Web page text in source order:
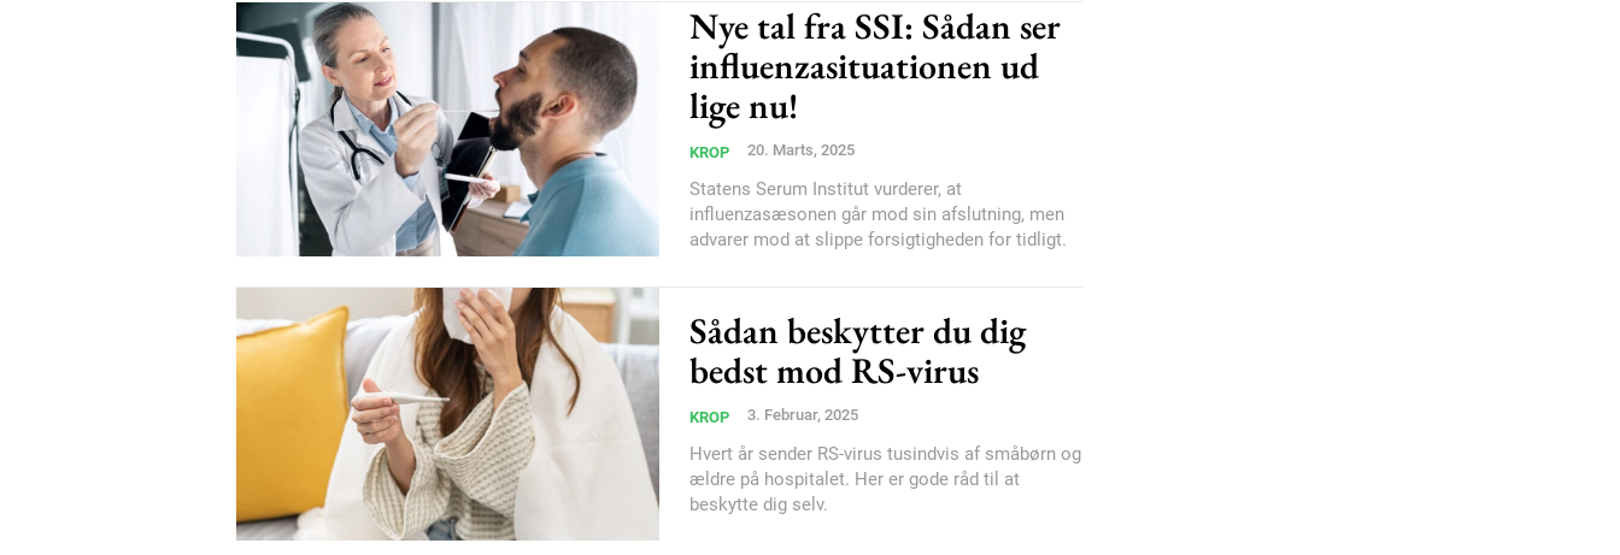
Subscription Plans
Free limited access
Gratis / forever
Etiam est nibh, lobortis sit
Praesent euismod ac
100
Nye tal fra SSI: Sådan ser
influenzasituationen ud
lige nu!
KROP 20. Marts, 2025
Statens Serum Institut vurderer, at
influenzasæsonen går mod sin afslutning, men
advarer mod at slippe forsigtigheden for tidligt.
Sådan beskytter du dig
bedst mod RS-virus
KROP 3. Februar, 2025
Hvert år sender RS-virus tusindvis af småbørn og
ældre på hospitalet. Her er gode råd til at
beskytte dig selv.